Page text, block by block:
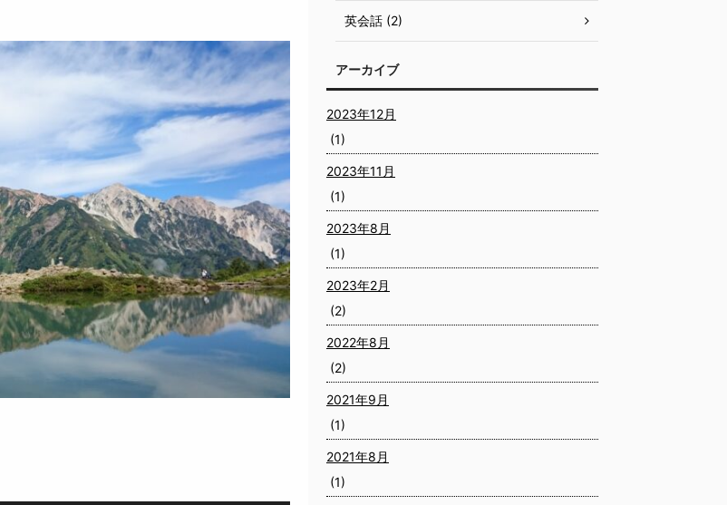
英会話 (2)
アーカイブ
2023年12月
(1)
2023年11月
(1)
2023年8月
(1)
2023年2月
(2)
2022年8月
(2)
2021年9月
(1)
2021年8月
(1)